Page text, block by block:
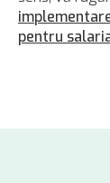
pentru